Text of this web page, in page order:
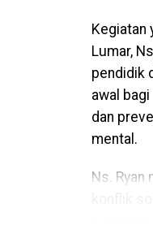
Kegiatan
Lumar,
pendidik
awal
dan
mental.
Ns.